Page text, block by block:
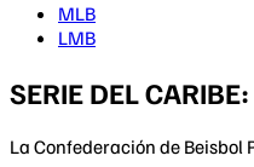
MLB
LMB
SERIE DEL
La Confederación de Beisbol